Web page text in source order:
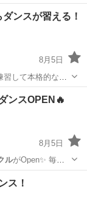
料
ンスが習える！
8月5日
断りの本当の初心者のた...
ンスOPEN🔥
8月5日
ルがOpen✨ 毎週
ス！